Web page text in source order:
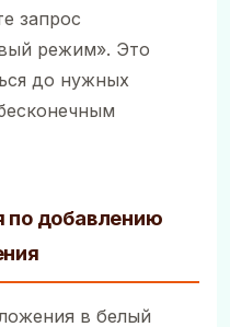
запрос
режим». Это
до нужных
по добавлению
в белый